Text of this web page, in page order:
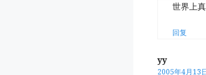
世界上
回复
yy
2005年4月13